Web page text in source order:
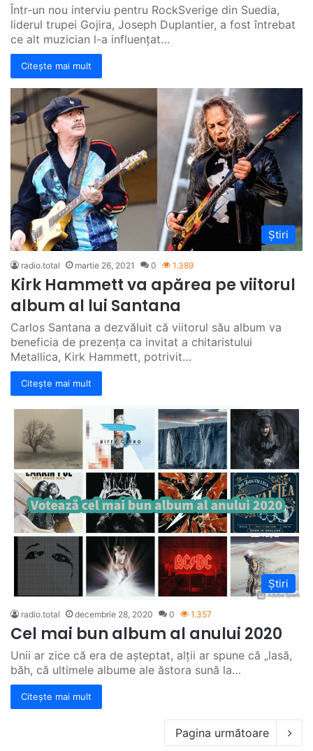
Într-un nou interviu pentru RockSverige din Suedia,
liderul trupei Gojira, Joseph Duplantier, a fost întrebat
ce alt muzician l-a influențat…
Citește mai mult
Știri
radio.total martie 26, 2021 0 1.389
Kirk Hammett va apărea pe viitorul
album al lui Santana
Carlos Santana a dezvăluit că viitorul său album va
beneficia de prezența ca invitat a chitaristului
Metallica, Kirk Hammett, potrivit…
Citește mai mult
Știri
radio.total decembrie 28, 2020 0 1.357
Cel mai bun album al anului 2020
Unii ar zice că era de așteptat, alții ar spune că „lasă,
băh, că ultimele albume ale ăstora sună la…
Citește mai mult
Pagina următoare